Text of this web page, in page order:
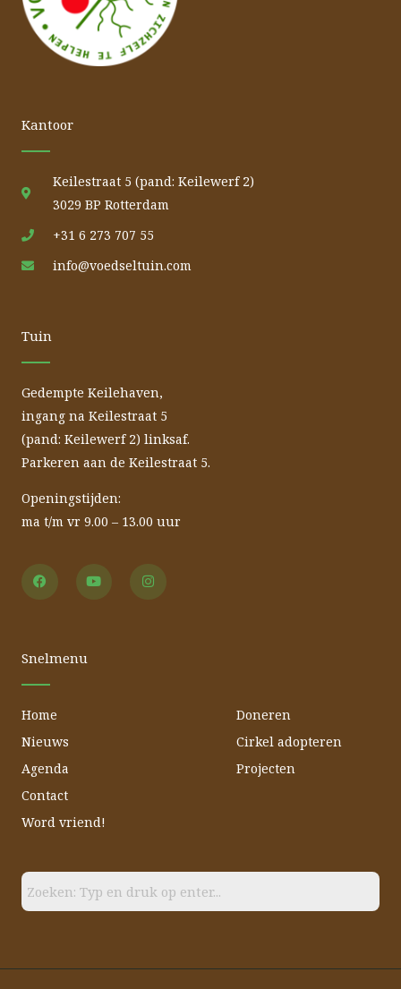
Kantoor
Keilestraat 5 (pand: Keilewerf 2)
3029 BP Rotterdam
+31 6 273 707 55
info@voedseltuin.com
Tuin
Gedempte Keilehaven,
ingang na Keilestraat 5
(pand: Keilewerf 2) linksaf.
Parkeren aan de Keilestraat 5.
Openingstijden:
ma t/m vr 9.00 – 13.00 uur
a
o
k
o n
Snelmenu
Home
Nieuws
Agenda
Contact
Word vriend!
Doneren
Cirkel adopteren
Projecten